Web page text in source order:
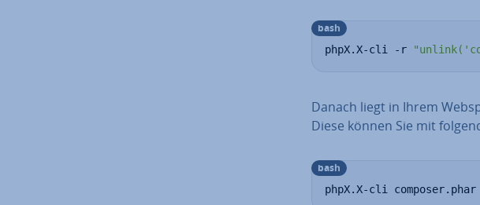
phpX.X-cli -r
bash
Danach liegt in Ihrem
Diese können Sie mit
phpX.X-cli composer.phar
bash